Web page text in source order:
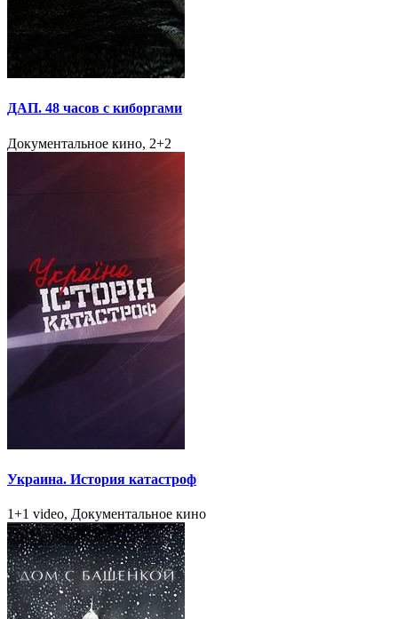
ДАП. 48 часов с киборгами
Документальное кино, 2+2
Украина. История катастроф
1+1 video, Документальное кино